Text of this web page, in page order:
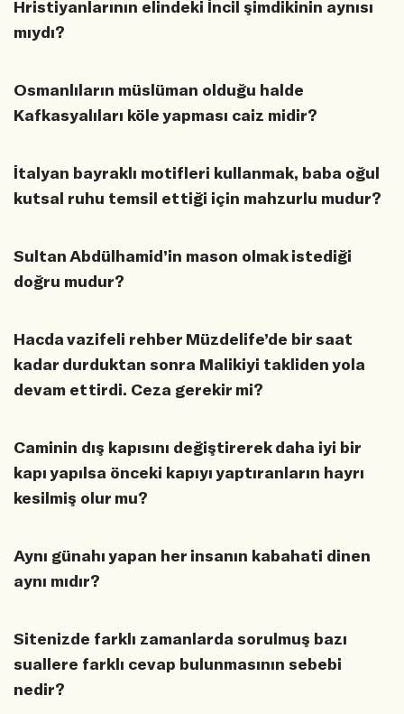
Hristiyanlarının elindeki İncil şimdikinin aynısı
mıydı?
Osmanlıların müslüman olduğu halde
Kafkasyalıları köle yapması caiz midir?
İtalyan bayraklı motifleri kullanmak, baba oğul
kutsal ruhu temsil ettiği için mahzurlu mudur?
Sultan Abdülhamid’in mason olmak istediği
doğru mudur?
Hacda vazifeli rehber Müzdelife’de bir saat
kadar durduktan sonra Malikiyi takliden yola
devam ettirdi. Ceza gerekir mi?
Caminin dış kapısını değiştirerek daha iyi bir
kapı yapılsa önceki kapıyı yaptıranların hayrı
kesilmiş olur mu?
Aynı günahı yapan her insanın kabahati dinen
aynı mıdır?
Sitenizde farklı zamanlarda sorulmuş bazı
suallere farklı cevap bulunmasının sebebi
nedir?